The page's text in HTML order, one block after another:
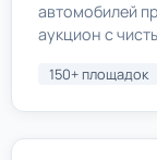
автомобилей
аукцион с
150+ площадок